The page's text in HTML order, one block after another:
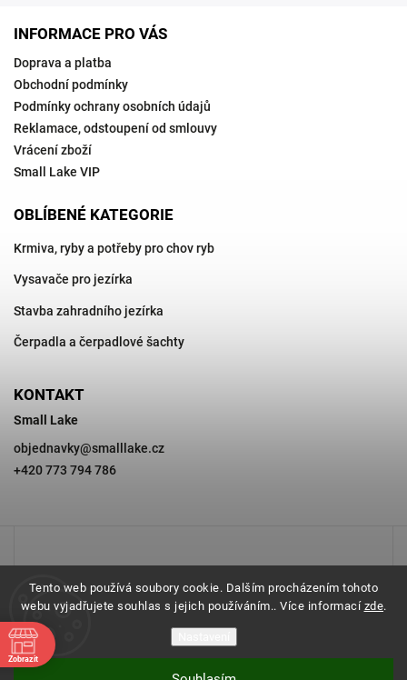
Tento web používá soubory cookie. Dalším procházením tohoto
webu vyjadřujete souhlas s jejich používáním.. Více informací zde.
INFORMACE PRO VÁS
Doprava a platba
Obchodní podmínky
Podmínky ochrany osobních údajů
Reklamace, odstoupení od smlouvy
Vrácení zboží
Small Lake VIP
OBLÍBENÉ KATEGORIE
Krmiva, ryby a potřeby pro chov ryb
Vysavače pro jezírka
Stavba zahradního jezírka
Čerpadla a čerpadlové šachty
KONTAKT
Small Lake
objednavky@smalllake.cz
+420 773 794 786
Zobrazit